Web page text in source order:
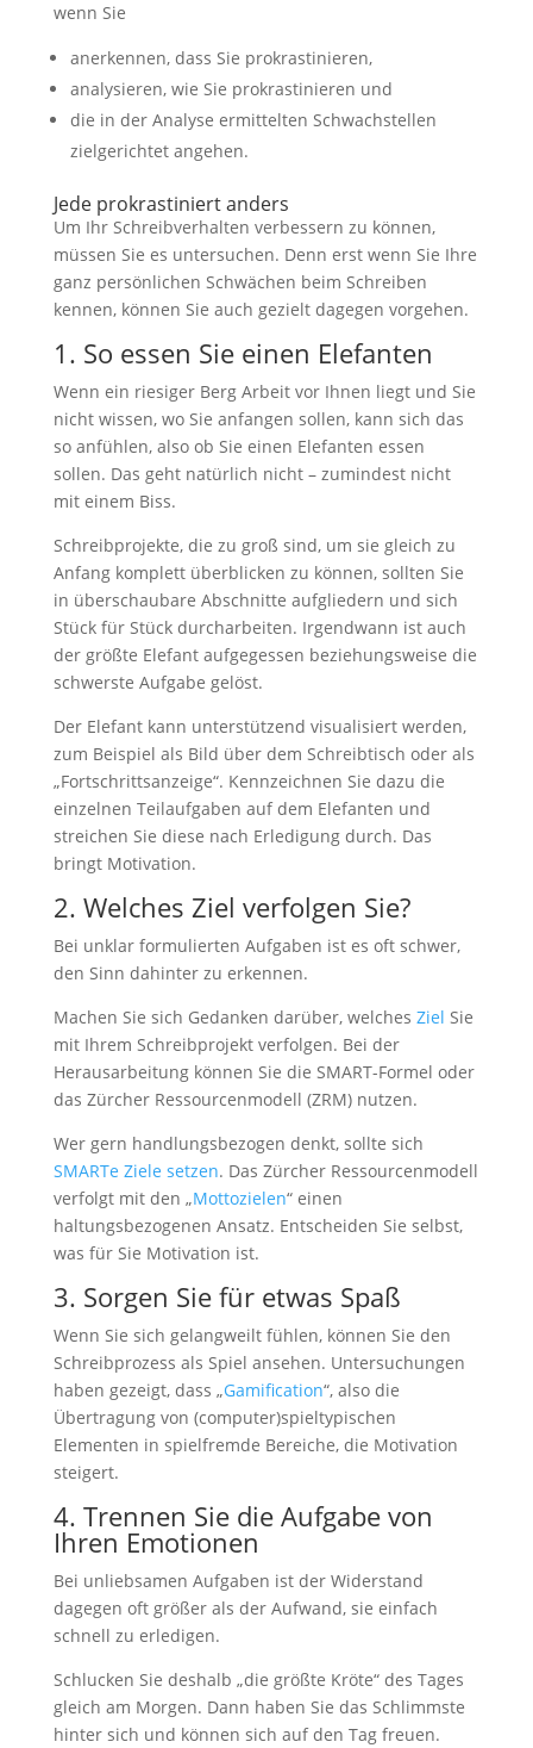
wenn Sie
anerkennen, dass Sie prokrastinieren,
analysieren, wie Sie prokrastinieren und
die in der Analyse ermittelten Schwachstellen
zielgerichtet angehen.
Jede prokrastiniert anders
Um Ihr Schreibverhalten verbessern zu können,
müssen Sie es untersuchen. Denn erst wenn Sie Ihre
ganz persönlichen Schwächen beim Schreiben
kennen, können Sie auch gezielt dagegen vorgehen.
1. So essen Sie einen Elefanten
Wenn ein riesiger Berg Arbeit vor Ihnen liegt und Sie
nicht wissen, wo Sie anfangen sollen, kann sich das
so anfühlen, also ob Sie einen Elefanten essen
sollen. Das geht natürlich nicht – zumindest nicht
mit einem Biss.
Schreibprojekte, die zu groß sind, um sie gleich zu
Anfang komplett überblicken zu können, sollten Sie
in überschaubare Abschnitte aufgliedern und sich
Stück für Stück durcharbeiten. Irgendwann ist auch
der größte Elefant aufgegessen beziehungsweise die
schwerste Aufgabe gelöst.
Der Elefant kann unterstützend visualisiert werden,
zum Beispiel als Bild über dem Schreibtisch oder als
„Fortschrittsanzeige“. Kennzeichnen Sie dazu die
einzelnen Teilaufgaben auf dem Elefanten und
streichen Sie diese nach Erledigung durch. Das
bringt Motivation.
2. Welches Ziel verfolgen Sie?
Bei unklar formulierten Aufgaben ist es oft schwer,
den Sinn dahinter zu erkennen.
Machen Sie sich Gedanken darüber, welches Ziel Sie
mit Ihrem Schreibprojekt verfolgen. Bei der
Herausarbeitung können Sie die SMART-Formel oder
das Zürcher Ressourcenmodell (ZRM) nutzen.
Wer gern handlungsbezogen denkt, sollte sich
SMARTe Ziele setzen. Das Zürcher Ressourcenmodell
verfolgt mit den „Mottozielen“ einen
haltungsbezogenen Ansatz. Entscheiden Sie selbst,
was für Sie Motivation ist.
3. Sorgen Sie für etwas Spaß
Wenn Sie sich gelangweilt fühlen, können Sie den
Schreibprozess als Spiel ansehen. Untersuchungen
haben gezeigt, dass „Gamification“, also die
Übertragung von (computer)spieltypischen
Elementen in spielfremde Bereiche, die Motivation
steigert.
4. Trennen Sie die Aufgabe von
Ihren Emotionen
Bei unliebsamen Aufgaben ist der Widerstand
dagegen oft größer als der Aufwand, sie einfach
schnell zu erledigen.
Schlucken Sie deshalb „die größte Kröte“ des Tages
gleich am Morgen. Dann haben Sie das Schlimmste
hinter sich und können sich auf den Tag freuen.
während Ihres
funktioniert.
Wenn Sie die
Cookies
werden einige
auf der
Website nicht
mehr
sein.
Mit diesen Cookies
teilen Sie mir Ihre
Interessen und Ihr
Verhalten beim
Website mit. Sie
Wahrscheinlichkeit,
dass Sie
personalisierte
Inhalte und
Angebote erhalten.